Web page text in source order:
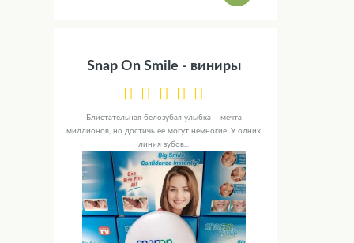
Snap On Smile - виниры
Блистательная белозубая улыбка – мечта
миллионов, но достичь ее могут немногие. У одних
линия зубов...